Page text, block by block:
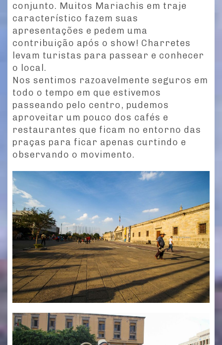
conjunto. Muitos Mariachis em traje
característico fazem suas
apresentações e pedem uma
contribuição após o show! Charretes
levam turistas para passear e conhecer
o local.
Nos sentimos razoavelmente seguros em
todo o tempo em que estivemos
passeando pelo centro, pudemos
aproveitar um pouco dos cafés e
restaurantes que ficam no entorno das
praças para ficar apenas curtindo e
observando o movimento.